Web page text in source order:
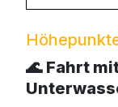
🌊 Fahrt